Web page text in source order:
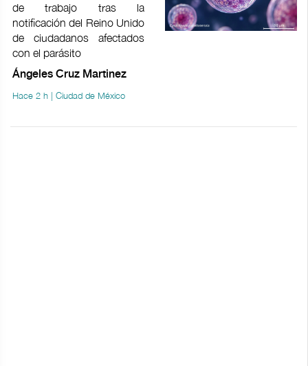
de trabajo tras la
notificación del Reino Unido
de ciudadanos afectados
con el parásito
Ángeles Cruz Martinez
Hace 2 h | Ciudad de México